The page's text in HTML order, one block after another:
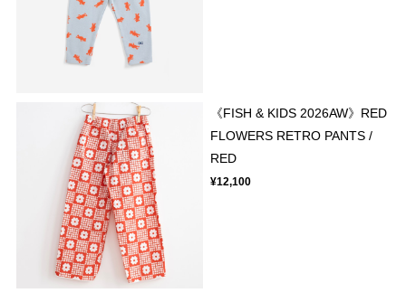
《FISH & KIDS 2026AW》RED
FLOWERS RETRO PANTS /
RED
¥12,100